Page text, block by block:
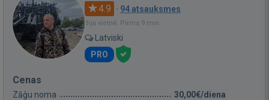
4.9 · 94 atsauksmes
Bija vietnē: Pirms 9 min.
Latviski
PRO
Cenas
Zāģu noma 30,00€/diena